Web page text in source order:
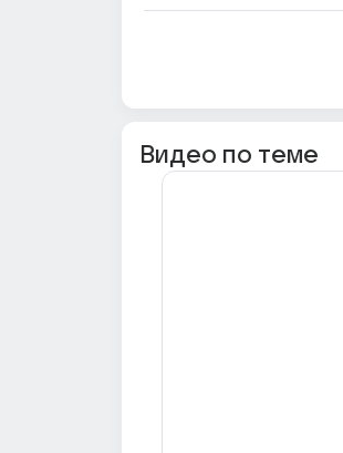
Видео по теме